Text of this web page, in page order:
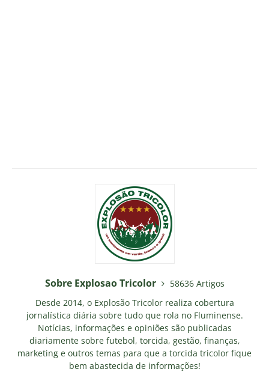
Sobre Explosao Tricolor
58636 Artigos
Desde 2014, o Explosão Tricolor realiza cobertura
jornalística diária sobre tudo que rola no Fluminense.
Notícias, informações e opiniões são publicadas
diariamente sobre futebol, torcida, gestão, finanças,
marketing e outros temas para que a torcida tricolor fique
bem abastecida de informações!